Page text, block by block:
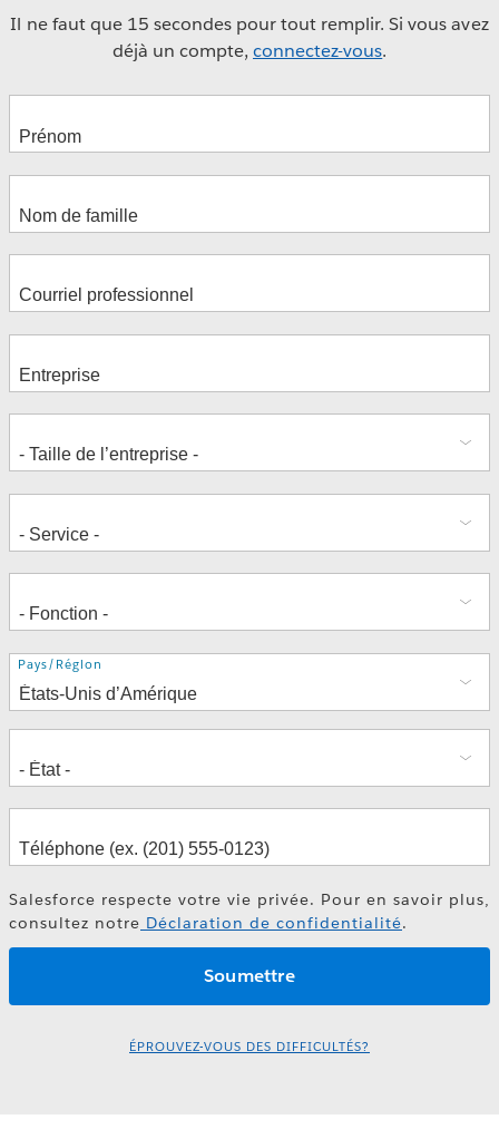
Jamie Kovarna
Brian Harris
Il ne faut que 15 secondes pour tout remplir. Si vous avez
déjà un compte, connectez-vous.
Adresse
Pays/Région
Salesforce respecte votre vie privée. Pour en savoir plus,
consultez notre Déclaration de confidentialité.
ÉPROUVEZ-VOUS DES DIFFICULTÉS?